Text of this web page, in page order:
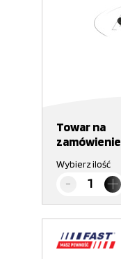
Towar na
zamówienie
Wybierz ilość